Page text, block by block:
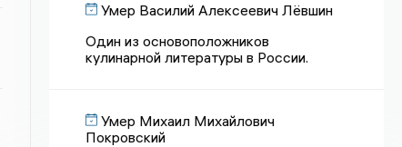
Умер Василий Алексеевич Лёвшин
Один из основоположников
кулинарной литературы в России.
Умер Михаил Михайлович
Покровский